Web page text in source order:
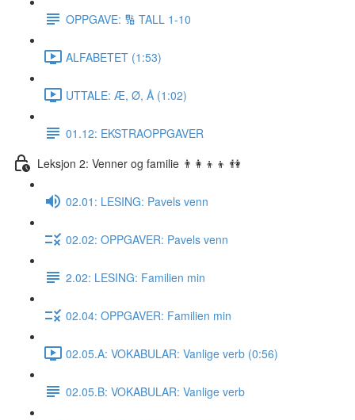
OPPGAVE: 🔢 TALL 1-10
ALFABETET (1:53)
UTTALE: Æ, Ø, Å (1:02)
01.12: EKSTRAOPPGAVER
Leksjon 2: Venner og familie 👨‍👩‍👦‍👦 👫
02.01: LESING: Pavels venn
02.02: OPPGAVER: Pavels venn
2.02: LESING: Familien min
02.04: OPPGAVER: Familien min
02.05.A: VOKABULAR: Vanlige verb (0:56)
02.05.B: VOKABULAR: Vanlige verb